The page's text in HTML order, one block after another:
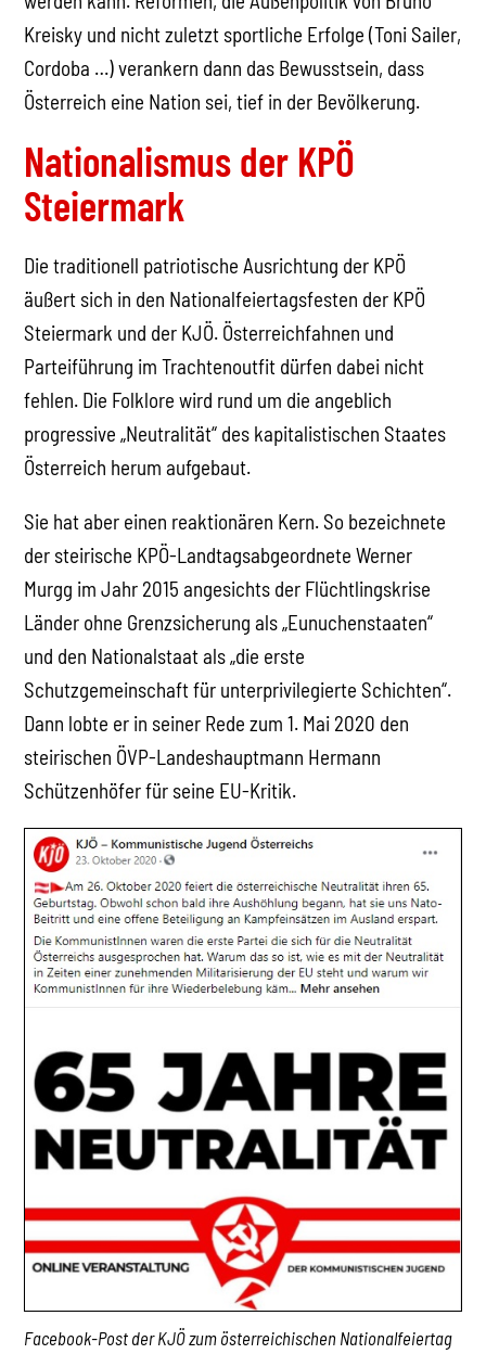
Kreisky und nicht zuletzt sportliche Erfolge (Toni Sailer,
Cordoba …) verankern dann das Bewusstsein, dass
Österreich eine Nation sei, tief in der Bevölkerung.
Nationalismus der KPÖ
Steiermark
Die traditionell patriotische Ausrichtung der KPÖ
äußert sich in den Nationalfeiertagsfesten der KPÖ
Steiermark und der KJÖ. Österreichfahnen und
Parteiführung im Trachtenoutfit dürfen dabei nicht
fehlen. Die Folklore wird rund um die angeblich
progressive „Neutralität“ des kapitalistischen Staates
Österreich herum aufgebaut.
Sie hat aber einen reaktionären Kern. So bezeichnete
der steirische KPÖ-Landtagsabgeordnete Werner
Murgg im Jahr 2015 angesichts der Flüchtlingskrise
Länder ohne Grenzsicherung als „Eunuchenstaaten“
und den Nationalstaat als „die erste
Schutzgemeinschaft für unterprivilegierte Schichten“.
Dann lobte er in seiner Rede zum 1. Mai 2020 den
steirischen ÖVP-Landeshauptmann Hermann
Schützenhöfer für seine EU-Kritik.
Facebook-Post der KJÖ zum österreichischen Nationalfeiertag